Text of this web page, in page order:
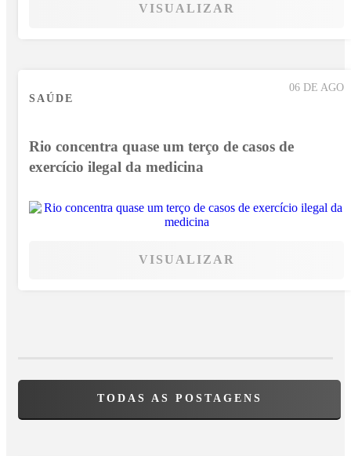
VISUALIZAR
06 DE AGO
SAÚDE
Rio concentra quase um terço de casos de
exercício ilegal da medicina
VISUALIZAR
TODAS AS POSTAGENS